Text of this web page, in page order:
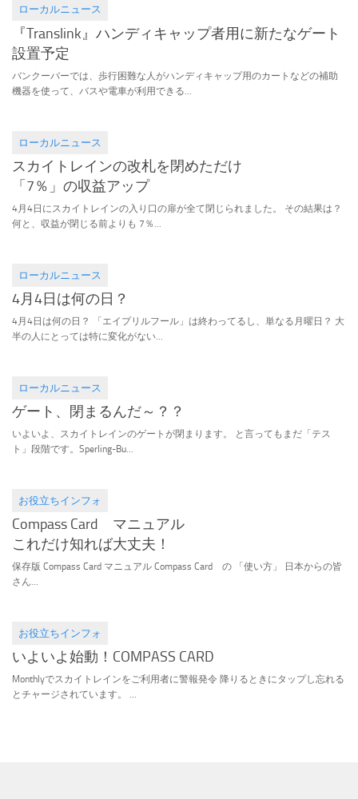
ローカルニュース
2016.07.16
『Translink』ハンディキャップ者用に新たなゲート
設置予定
バンクーバーでは、歩行困難な人がハンディキャップ用のカートなどの補助
機器を使って、バスや電車が利用できる...
ローカルニュース
2016.05.01
スカイトレインの改札を閉めただけ
「7％」の収益アップ
4月4日にスカイトレインの入り口の扉が全て閉じられました。 その結果は？
何と、収益が閉じる前よりも 7％...
ローカルニュース
2016.03.09
4月4日は何の日？
4月4日は何の日？ 「エイプリルフール」は終わってるし、単なる月曜日？ 大
半の人にとっては特に変化がない...
ローカルニュース
2016.02.06
ゲート、閉まるんだ～？？
いよいよ、スカイトレインのゲートが閉まります。 と言ってもまだ「テス
ト」段階です。Sperling-Bu...
お役立ちインフォ
2015.12.06
Compass Card マニュアル
これだけ知れば大丈夫！
保存版 Compass Card マニュアル Compass Card の 「使い方」 日本からの皆
さん...
お役立ちインフォ
2015.09.02
いよいよ始動！COMPASS CARD
Monthlyでスカイトレインをご利用者に警報発令 降りるときにタップし忘れる
とチャージされています。 ...